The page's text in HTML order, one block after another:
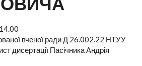
вченої ради Д 26.002.22 НТУУ
дисертації Пасічника Андрія